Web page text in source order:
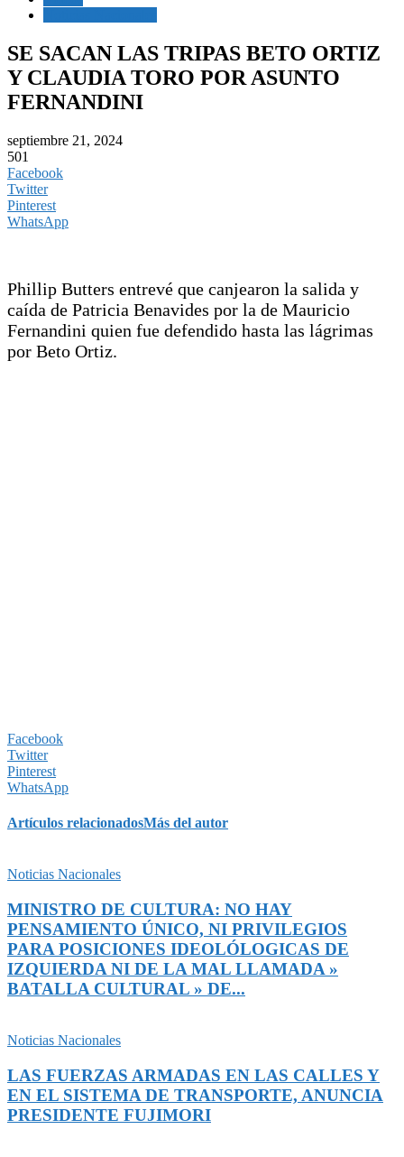
SE SACAN LAS TRIPAS BETO ORTIZ
Y CLAUDIA TORO POR ASUNTO
FERNANDINI
septiembre 21, 2024
501
Facebook
Twitter
Pinterest
WhatsApp
Phillip Butters entrevé que canjearon la salida y
caída de Patricia Benavides por la de Mauricio
Fernandini quien fue defendido hasta las lágrimas
por Beto Ortiz.
Facebook
Twitter
Pinterest
WhatsApp
Artículos relacionadosMás del autor
Noticias Nacionales
MINISTRO DE CULTURA: NO HAY
PENSAMIENTO ÚNICO, NI PRIVILEGIOS
PARA POSICIONES IDEOLÓLOGICAS DE
IZQUIERDA NI DE LA MAL LLAMADA »
BATALLA CULTURAL » DE...
Noticias Nacionales
LAS FUERZAS ARMADAS EN LAS CALLES Y
EN EL SISTEMA DE TRANSPORTE, ANUNCIA
PRESIDENTE FUJIMORI